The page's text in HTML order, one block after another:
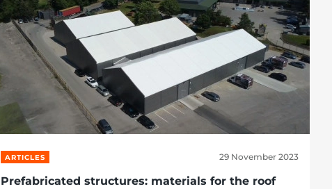
ARTICLES 29 November 2023
Prefabricated structures: materials for the roof